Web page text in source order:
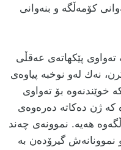
كۆمەڵگە و بنەوانی
تەواوی پێكهاتەی عەقڵی
نەك لەو نوخبە پیاوەی
بۆ تەواوی
كە ژن دەكاتە دەرەوەی
هەیە. نموونەی چەند
نموونانەش گیرۆدەن بە